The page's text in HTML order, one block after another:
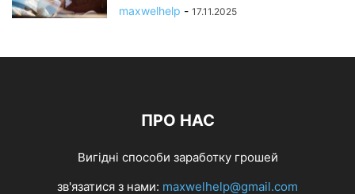
maxwelhelp - 17.11.2025
ПРО НАС
Вигідні способи заработку грошей
зв'язатися з нами: maxwelhelp@gmail.com